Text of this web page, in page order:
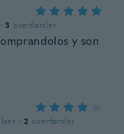
· 3 overførsler
y son
· 2 overførsler